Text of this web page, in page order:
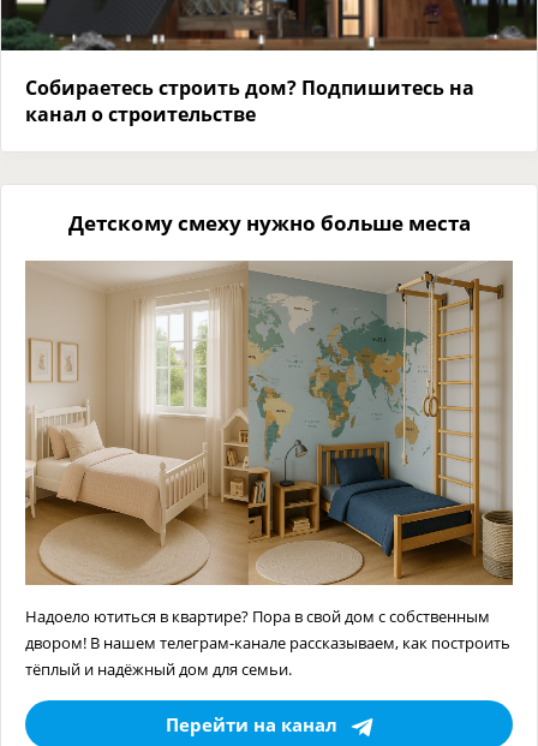
Собираетесь строить дом? Подпишитесь на
канал о строительстве
Детскому смеху нужно больше места
Надоело ютиться в квартире? Пора в свой дом с собственным
двором! В нашем телеграм-канале рассказываем, как построить
тёплый и надёжный дом для семьи.
Перейти на канал